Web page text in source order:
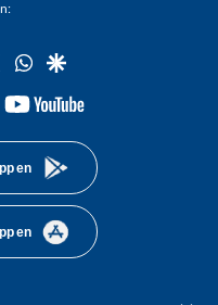
twitterwhatsapp
google
youtube-
en
en